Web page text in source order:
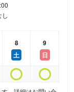
し
8
土
9
日